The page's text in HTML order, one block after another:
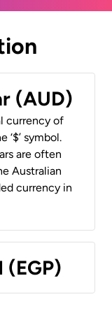
(AUD)
currency of
‘$’ symbol.
are often
Australian
currency in
(EGP)